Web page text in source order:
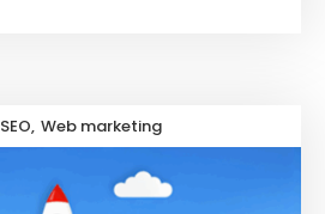
SEO, Web marketing